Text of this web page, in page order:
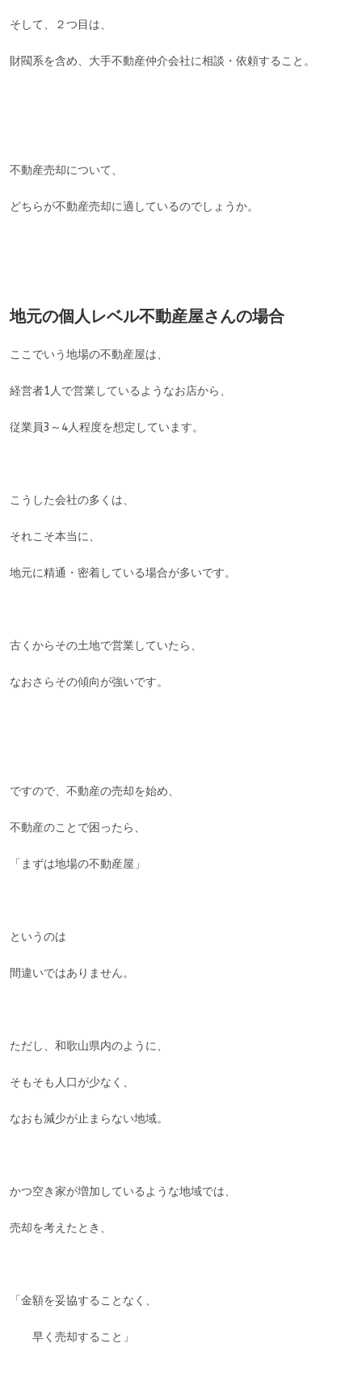
そして、２つ目は、
財閥系を含め、大手不動産仲介会社に相談・依頼すること。
不動産売却について、
どちらが不動産売却に適しているのでしょうか。
地元の個人レベル不動産屋さんの場合
ここでいう地場の不動産屋は、
経営者1人で営業しているようなお店から、
従業員3～4人程度を想定しています。
こうした会社の多くは、
それこそ本当に、
地元に精通・密着している場合が多いです。
古くからその土地で営業していたら、
なおさらその傾向が強いです。
ですので、不動産の売却を始め、
不動産のことで困ったら、
「まずは地場の不動産屋」
というのは
間違いではありません。
ただし、和歌山県内のように、
そもそも人口が少なく、
なおも減少が止まらない地域。
かつ空き家が増加しているような地域では、
売却を考えたとき、
「金額を妥協することなく、
早く売却すること」